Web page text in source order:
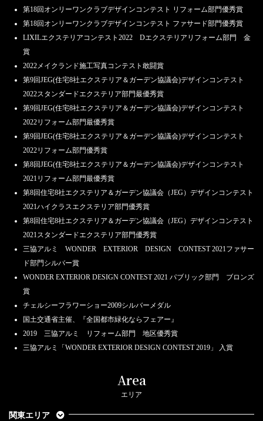
第18回オンリーワンクラブデザインコンテスト リフォーム部門優秀賞
第18回オンリーワンクラブデザインコンテスト ファサード部門優秀賞
LIXILエクステリアコンテスト2022 Dエクステリアリフォーム部門 金
賞
2022メイクランド施工写真コンテスト敢闘賞
第9回JEG(住宅8社エクステリア＆ガーデン協議会)デザインコンテスト
2022スタンダードエクステリア部門最優秀賞
第9回JEG(住宅8社エクステリア＆ガーデン協議会)デザインコンテスト
2022リフォーム部門最優秀賞
第9回JEG(住宅8社エクステリア＆ガーデン協議会)デザインコンテスト
2022リフォーム部門優秀賞
第8回JEG(住宅8社エクステリア＆ガーデン協議会)デザインコンテスト
2021リフォーム部門最優秀賞
第8回住宅8社エクステリア＆ガーデン協議会（JEG）デザインコンテスト
2021ハイクラスエクステリア部門優秀賞
第8回住宅8社エクステリア＆ガーデン協議会（JEG）デザインコンテスト
2021スタンダードエクステリア部門優秀賞
三協アルミ WONDER EXTERIOR DESIGN CONTEST 2021ファサー
ド部門シルバー賞
WONDER EXTERIOR DESIGN CONTEST 2021 パブリック部門 ブロンズ
賞
チェルシーフラワーショー2009シルバーメダル
国土交通省主催、『全国都市緑化ならフェアー』
2019 三協アルミ リフォーム部門 地区優秀賞
三協アルミ「WONDER EXTERIOR DESIGN CONTEST 2019」 入賞
Area
エリア
関東エリア